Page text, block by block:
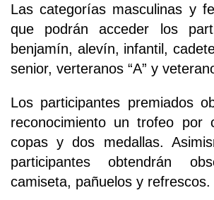
Las categorías masculinas y
que podrán acceder los
benjamín, alevín, infantil,
senior, verteranos “A” y
Los participantes premiados
reconocimiento un trofeo por
copas y dos medallas.
participantes obtendrán
camiseta, pañuelos y refrescos.